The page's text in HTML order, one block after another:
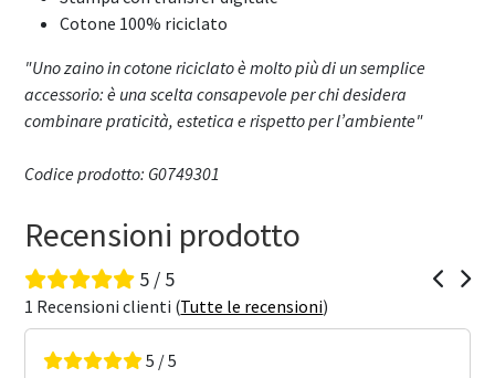
Cotone 100% riciclato
"Uno zaino in cotone riciclato è molto più di un semplice
accessorio: è una scelta consapevole per chi desidera
combinare praticità, estetica e rispetto per l’ambiente"
Codice prodotto: G0749301
Recensioni prodotto
5 / 5
1 Recensioni clienti (Tutte le recensioni)
5 / 5